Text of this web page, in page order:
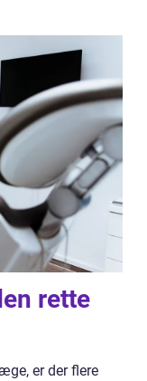
rette
er der flere